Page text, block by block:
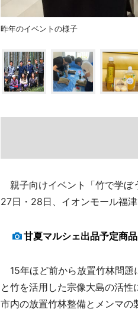
昨年のイベントの様子
親子向けイベント「竹で学ぼ
27日・28日、イオンモール福
甘夏マルシェ出品予定商品
15年ほど前から放置竹林問題
と竹を活用した宗像大島の活
市内の放置竹林整備とメンマの